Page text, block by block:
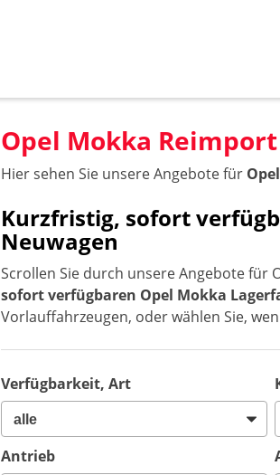
Opel Mokka
Hier sehen Sie unsere Angebote für
Kurzfristig, sofort
Neuwagen
Scrollen Sie durch unsere Angebote für
sofort verfügbaren Opel Mokka
Vorlauffahrzeugen, oder wählen Sie,
Verfügbarkeit, Art
Antrieb